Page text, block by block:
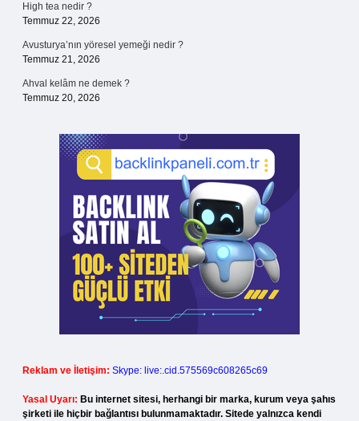
High tea nedir ?
Temmuz 22, 2026
Avusturya’nın yöresel yemeği nedir ?
Temmuz 21, 2026
Ahval kelâm ne demek ?
Temmuz 20, 2026
Reklam ve İletişim: Skype: live:.cid.575569c608265c69
Yasal Uyarı: Bu internet sitesi, herhangi bir marka, kurum veya şahıs
şirketi ile hiçbir bağlantısı bulunmamaktadır. Sitede yalnızca kendi